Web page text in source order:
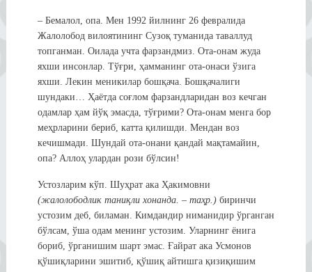
– Бемалол, опа. Мен 1992 йилнинг 26 февралида
Жалолобод вилоятининг Сузоқ туманида таваллуд
топганман. Оилада учта фарзандмиз. Ота-онам жуда
яхши инсонлар. Тўғри, ҳамманинг ота-онаси ўзига
яхши. Лекин меникилар бошқача. Бошқачалиги
шундаки… Ҳаётда соғлом фарзандларидан воз кечган
одамлар ҳам йўқ эмасда, тўғрими? Ота-онам менга бор
меҳрларини бериб, катта қилишди. Мендан воз
кечишмади. Шундай ота-онани қандай мақтамайин,
опа? Аллоҳ улардан рози бўлсин!
Устозларим кўп. Шуҳрат ака Ҳакимовни
(жалолободлик таниқли хонанда. – таҳр.)биринчи
устозим деб, биламан. Кимдандир ниманидир ўрганган
бўлсам, ўша одам менинг устозим. Уларнинг ёнига
бориб, ўрганишим шарт эмас. Ғайрат ака Усмонов
қўшиқларини эшитиб, қўшиқ айтишга қизиқишим